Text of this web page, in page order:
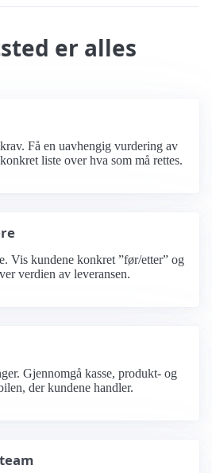
er alles
Få en uavhengig vurdering av
liste over hva som må rettes.
Vis kundene konkret ”før/etter” og
verdien av leveransen.
Gjennomgå kasse, produkt- og
der kundene handler.